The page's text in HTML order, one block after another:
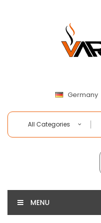
Germany
All Categories
MENU